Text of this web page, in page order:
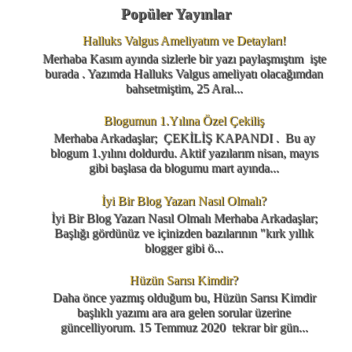
Popüler Yayınlar
Halluks Valgus Ameliyatım ve Detayları!
Merhaba Kasım ayında sizlerle bir yazı paylaşmıştım işte
burada . Yazımda Halluks Valgus ameliyatı olacağımdan
bahsetmiştim, 25 Aral...
Blogumun 1.Yılına Özel Çekiliş
Merhaba Arkadaşlar; ÇEKİLİŞ KAPANDI . Bu ay
blogum 1.yılını doldurdu. Aktif yazılarım nisan, mayıs
gibi başlasa da blogumu mart ayında...
İyi Bir Blog Yazarı Nasıl Olmalı?
İyi Bir Blog Yazarı Nasıl Olmalı Merhaba Arkadaşlar;
Başlığı gördünüz ve içinizden bazılarının "kırk yıllık
blogger gibi ö...
Hüzün Sarısı Kimdir?
Daha önce yazmış olduğum bu, Hüzün Sarısı Kimdir
başlıklı yazımı ara ara gelen sorular üzerine
güncelliyorum. 15 Temmuz 2020 tekrar bir gün...